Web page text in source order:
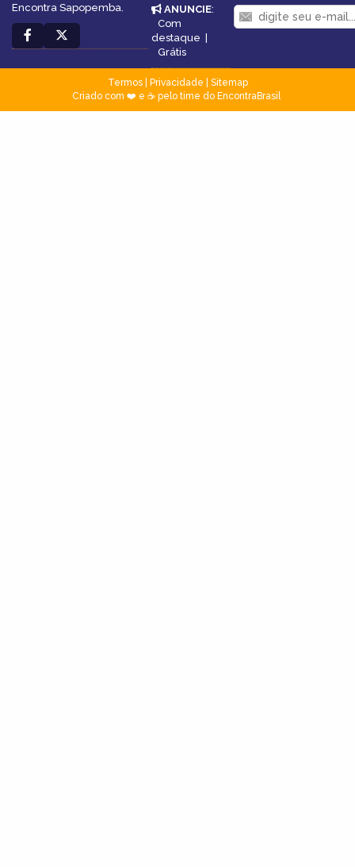
Encontra Sapopemba.
ANUNCIE:
Com
destaque |
Grátis
Termos| Privacidade
Sitemap
Criado com ❤️ e ☕ pelo time do EncontraBrasil